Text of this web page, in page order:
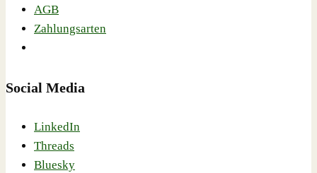
AGB
Zahlungsarten
Social Media
LinkedIn
Threads
Bluesky